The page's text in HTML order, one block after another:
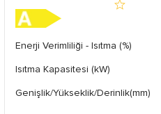
Enerji Verimliliği - Isıtma (%)
Isıtma Kapasitesi (kW)
Genişlik/Yükseklik/Derinlik(mm)